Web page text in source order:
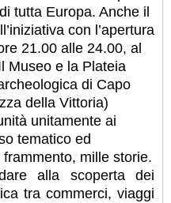
tutta Europa. Anche il
con l’apertura
21.00 alle 24.00, al
Museo e la Plateia
di Capo
della Vittoria)
unitamente ai
tematico ed
mille storie.
alla scoperta dei
tra commerci, viaggi